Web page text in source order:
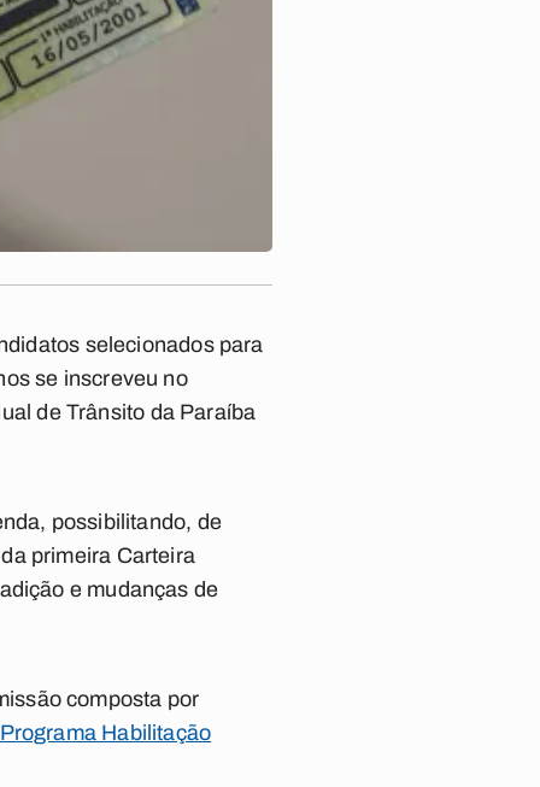
selecionados para
se inscreveu no
de Trânsito da Paraíba
possibilitando, de
primeira Carteira
e mudanças de
composta por
Programa Habilitação